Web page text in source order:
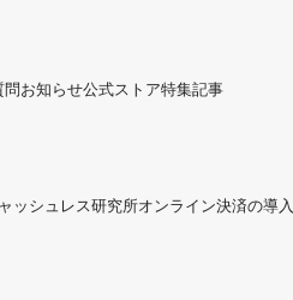
問お知らせ公式ストア特集記事
ッシュレス研究所オンライン決済の導入